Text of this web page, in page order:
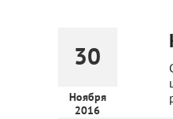
30
Ноября
2016